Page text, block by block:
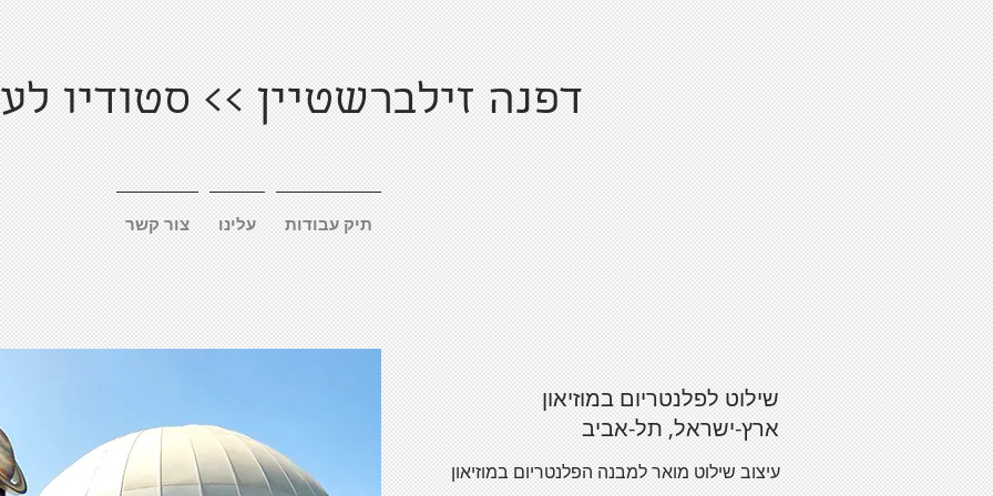
דפנה זילברשטיין >> סטודיו
שילוט לפלנטריום במוזיאון
ארץ-ישראל, תל-אביב
עיצוב שילוט מואר למבנה הפלנטריום במוזיאון
צור קשר עלינו תיק עבודות